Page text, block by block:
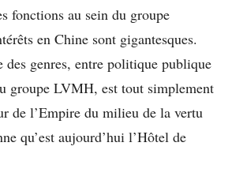
fonctions au sein du groupe
en Chine sont gigantesques.
des genres, entre politique publique
groupe LVMH, est tout simplement
de l’Empire du milieu de la vertu
qu’est aujourd’hui l’Hôtel de